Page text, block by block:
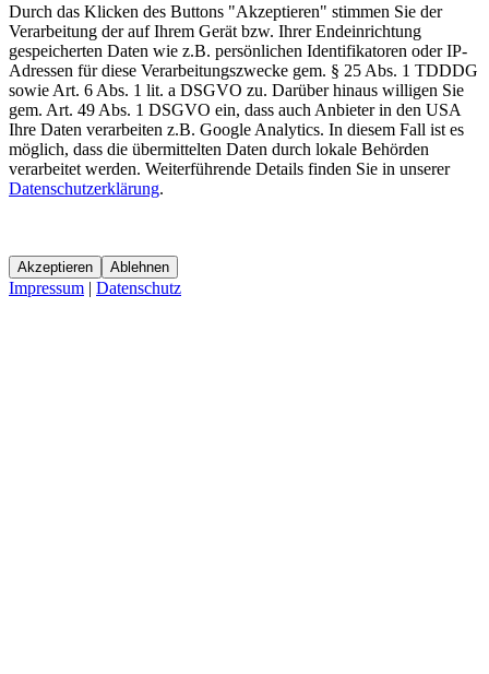
Durch das Klicken des Buttons "Akzeptieren" stimmen Sie der
Verarbeitung der auf Ihrem Gerät bzw. Ihrer Endeinrichtung
gespeicherten Daten wie z.B. persönlichen Identifikatoren oder IP-
Adressen für diese Verarbeitungszwecke gem. § 25 Abs. 1 TDDDG
sowie Art. 6 Abs. 1 lit. a DSGVO zu. Darüber hinaus willigen Sie
gem. Art. 49 Abs. 1 DSGVO ein, dass auch Anbieter in den USA
Ihre Daten verarbeiten z.B. Google Analytics. In diesem Fall ist es
möglich, dass die übermittelten Daten durch lokale Behörden
verarbeitet werden. Weiterführende Details finden Sie in unserer
Datenschutzerklärung.
Akzeptieren Ablehnen
Impressum | Datenschutz